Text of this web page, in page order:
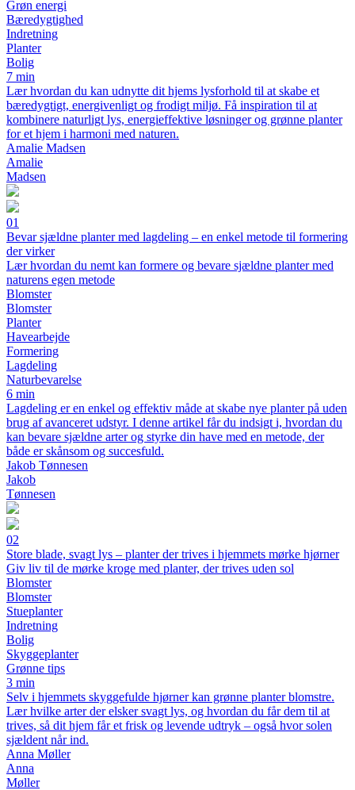
Grøn energi
Bæredygtighed
Indretning
Planter
Bolig
7 min
Lær hvordan du kan udnytte dit hjems lysforhold til at skabe et
bæredygtigt, energivenligt og frodigt miljø. Få inspiration til at
kombinere naturligt lys, energieffektive løsninger og grønne planter
for et hjem i harmoni med naturen.
Amalie Madsen
Amalie
Madsen
01
Bevar sjældne planter med lagdeling – en enkel metode til formering
der virker
Lær hvordan du nemt kan formere og bevare sjældne planter med
naturens egen metode
Blomster
Blomster
Planter
Havearbejde
Formering
Lagdeling
Naturbevarelse
6 min
Lagdeling er en enkel og effektiv måde at skabe nye planter på uden
brug af avanceret udstyr. I denne artikel får du indsigt i, hvordan du
kan bevare sjældne arter og styrke din have med en metode, der
både er skånsom og succesfuld.
Jakob Tønnesen
Jakob
Tønnesen
02
Store blade, svagt lys – planter der trives i hjemmets mørke hjørner
Giv liv til de mørke kroge med planter, der trives uden sol
Blomster
Blomster
Stueplanter
Indretning
Bolig
Skyggeplanter
Grønne tips
3 min
Selv i hjemmets skyggefulde hjørner kan grønne planter blomstre.
Lær hvilke arter der elsker svagt lys, og hvordan du får dem til at
trives, så dit hjem får et frisk og levende udtryk – også hvor solen
sjældent når ind.
Anna Møller
Anna
Møller